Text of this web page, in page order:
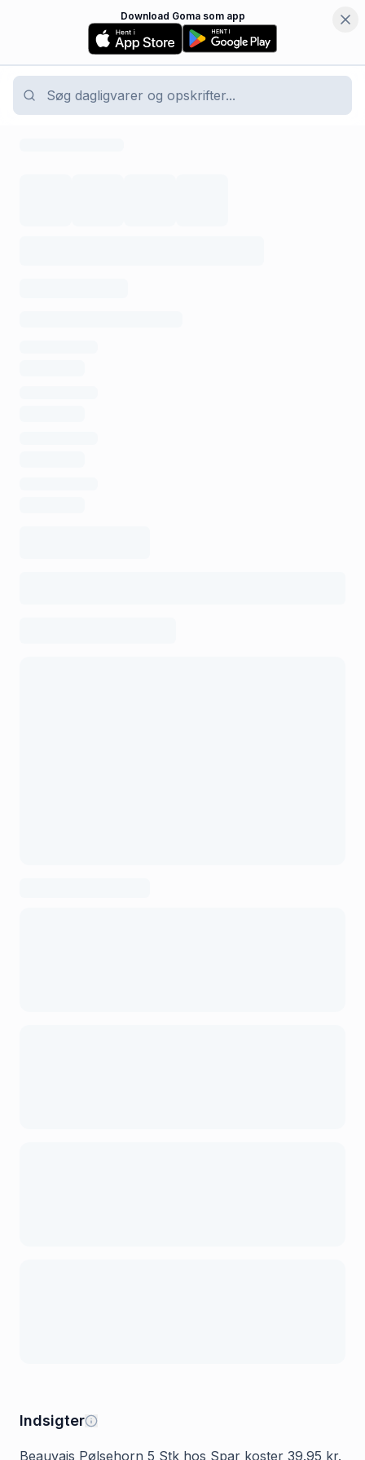
Download Goma som app
Indsigter
Beauvais Pølsehorn 5 Stk hos Spar koster 39.95 kr.